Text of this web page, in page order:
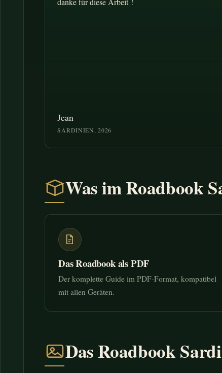
Jean
SARDINIEN, 2026
Was im Roadbook
Das Roadbook als PDF
Der komplette Guide im PDF-Format, kompatibel
mit allen Geräten.
Das Roadbook